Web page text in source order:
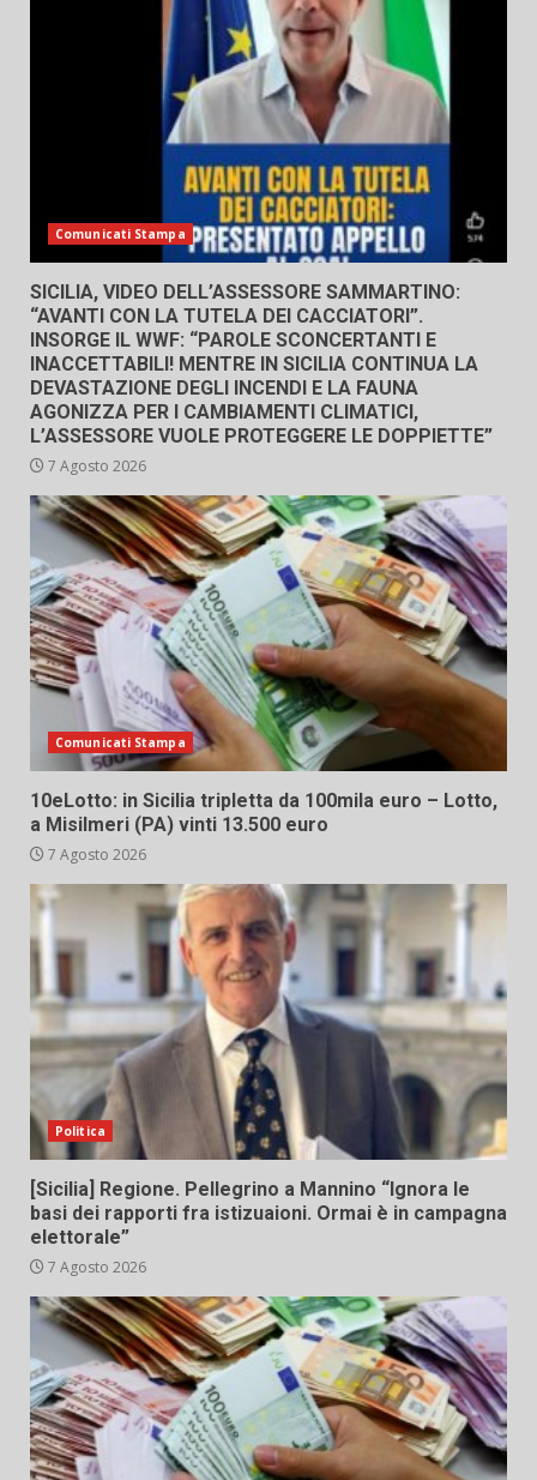
Comunicati Stampa
SICILIA, VIDEO DELL’ASSESSORE SAMMARTINO:
“AVANTI CON LA TUTELA DEI CACCIATORI”.
INSORGE IL WWF: “PAROLE SCONCERTANTI E
INACCETTABILI! MENTRE IN SICILIA CONTINUA LA
DEVASTAZIONE DEGLI INCENDI E LA FAUNA
AGONIZZA PER I CAMBIAMENTI CLIMATICI,
L’ASSESSORE VUOLE PROTEGGERE LE DOPPIETTE”
7 Agosto 2026
Comunicati Stampa
10eLotto: in Sicilia tripletta da 100mila euro – Lotto,
a Misilmeri (PA) vinti 13.500 euro
7 Agosto 2026
Politica
[Sicilia] Regione. Pellegrino a Mannino “Ignora le
basi dei rapporti fra istizuaioni. Ormai è in campagna
elettorale”
7 Agosto 2026